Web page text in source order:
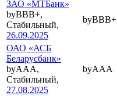
ЗАО «МТБанк»
byBBB+,
Стабильный,
26.09.2025
byBBB+
ОАО «АСБ
Беларусбанк»
byAAA,
Стабильный,
27.08.2025
byAAA